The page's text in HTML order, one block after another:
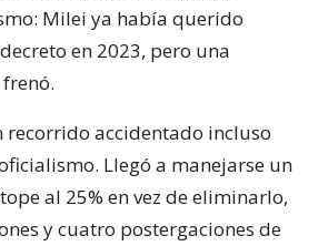
Milei ya había querido
en 2023, pero una
recorrido accidentado incluso
Llegó a manejarse un
al 25% en vez de eliminarlo,
y cuatro postergaciones de